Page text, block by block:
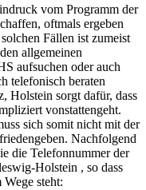
vom Programm der
oftmals ergeben
Fällen ist zumeist
allgemeinen
aufsuchen oder auch
telefonisch beraten
Holstein sorgt dafür, dass
vonstattengeht.
sich somit nicht mit der
Nachfolgend
die Telefonnummer der
Holstein , so dass
steht: